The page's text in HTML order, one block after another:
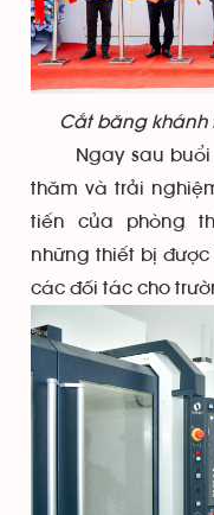
Cắt băng khánh
Ngay sau buổi
thăm và trải
tiến của phòng
những thiết bị
các đối tác cho